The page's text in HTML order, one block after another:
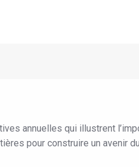
annuelles qui illustrent
pour construire un avenir